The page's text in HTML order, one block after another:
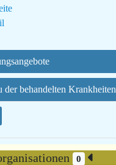
der behandelten Krankheiten
0